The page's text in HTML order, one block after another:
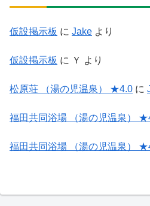
仮設掲示板 に Jake より
仮設掲示板 に Ｙ より
松原荘 （湯の児温泉） ★4.0 に
福田共同浴場 （湯の児温泉）
福田共同浴場 （湯の児温泉）